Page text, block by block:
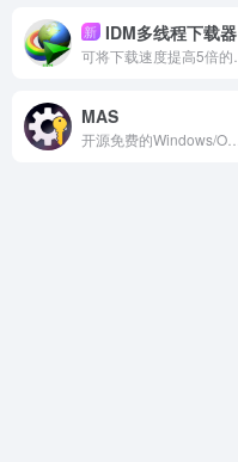
新 IDM多线程下载器
MAS